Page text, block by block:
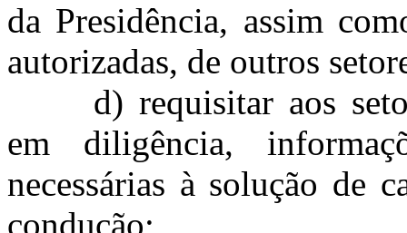
da Presidência, assim
autorizadas, de outros
d) requisitar aos
em diligência,
necessárias à solução de
condução;